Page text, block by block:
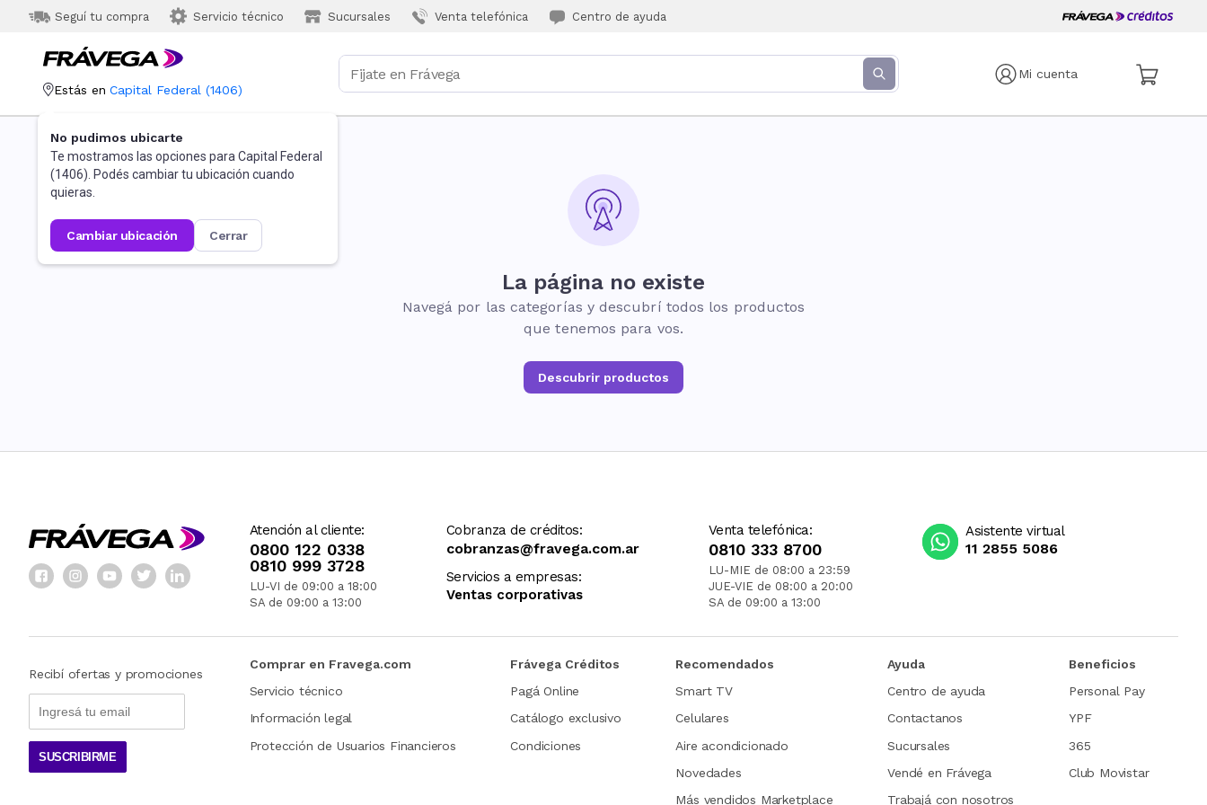
Seguí tu compra Servicio técnico Sucursales Venta telefónica Centro de ayuda
Mi cuenta
Estás en Capital Federal (1406)
No pudimos ubicarte
Te mostramos las opciones para Capital Federal
(1406). Podés cambiar tu ubicación cuando
quieras.
cambiar ubicación cerrar
La página no existe
Navegá por las categorías y descubrí todos los productos
que tenemos para vos.
Descubrir productos
Atención al cliente:
0800 122 0338
0810 999 3728
LU-VI de 09:00 a 18:00
SA de 09:00 a 13:00
Cobranza de créditos:
cobranzas@fravega.com.ar
Servicios a empresas:
Ventas corporativas
Venta telefónica:
0810 333 8700
LU-MIE de 08:00 a 23:59
JUE-VIE de 08:00 a 20:00
SA de 09:00 a 13:00
Asistente virtual
11 2855 5086
Recibí ofertas y promociones
SUSCRIBIRME
Comprar en Fravega.com
Servicio técnico
Información legal
Protección de Usuarios Financieros
Frávega Créditos
Pagá Online
Catálogo exclusivo
Condiciones
Recomendados
Smart TV
Celulares
Aire acondicionado
Novedades
Más vendidos Marketplace
Ayuda
Centro de ayuda
Contactanos
Sucursales
Vendé en Frávega
Trabajá con nosotros
Beneficios
Personal Pay
YPF
365
Club Movistar